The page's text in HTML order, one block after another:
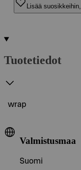
Lisää
Tuotetiedot
wrap
Valmistusmaa
Suomi